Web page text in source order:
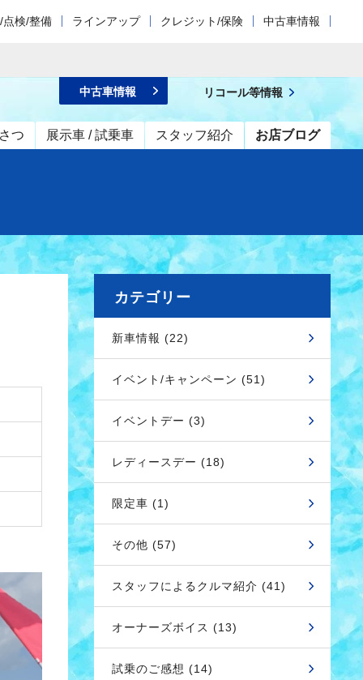
点検/整備 ラインアップ クレジット/保険 中古車情報
つ 展示車 / 試乗車 スタッフ紹介 お店ブログ
中古車情報 リコール等情報
カテゴリー
新車情報 (22)
イベント/キャンペーン (51)
イベントデー (3)
レディースデー (18)
限定車 (1)
その他 (57)
スタッフによるクルマ紹介 (41)
オーナーズボイス (13)
試乗のご感想 (14)